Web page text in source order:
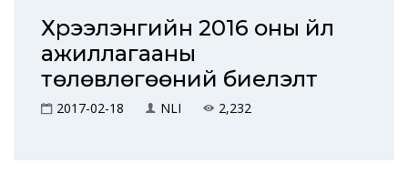
Хүрээлэнгийн 2016 оны үйл
ажиллагааны
төлөвлөгөөний биелэлт
2017-02-18 NLI 2,232